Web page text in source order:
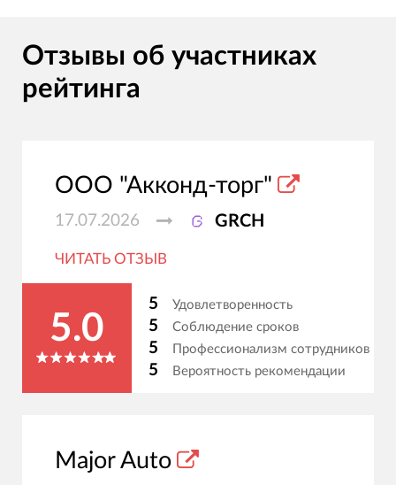
Отзывы об участниках
рейтинга
ООО "Акконд-торг"
17.07.2026 GRCH
ЧИТАТЬ ОТЗЫВ
5.0
5 Удовлетворенность
5 Соблюдение сроков
5 Профессионализм сотрудников
5 Вероятность рекомендации
Major Auto